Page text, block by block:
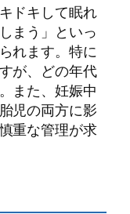
ドキして眠れ
まう」といっ
れます。特に
が、どの年代
また、妊娠中
児の両方に影
重な管理が求